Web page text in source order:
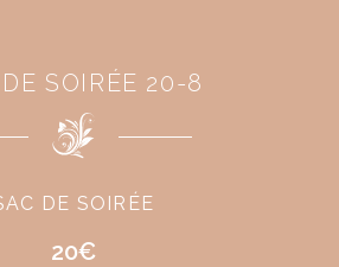
SOIRÉE 20-8
DE SOIRÉE
20€